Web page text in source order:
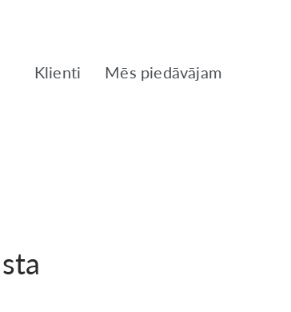
Klienti Mēs piedāvājam